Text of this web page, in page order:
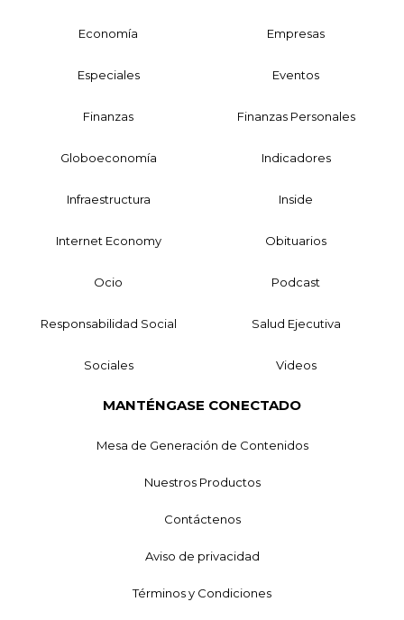
Economía Empresas
Especiales Eventos
Finanzas Finanzas Personales
Globoeconomía Indicadores
Infraestructura Inside
Internet Economy Obituarios
Ocio Podcast
Responsabilidad Social Salud Ejecutiva
Sociales Videos
MANTÉNGASE CONECTADO
Mesa de Generación de Contenidos
Nuestros Productos
Contáctenos
Aviso de privacidad
Términos y Condiciones